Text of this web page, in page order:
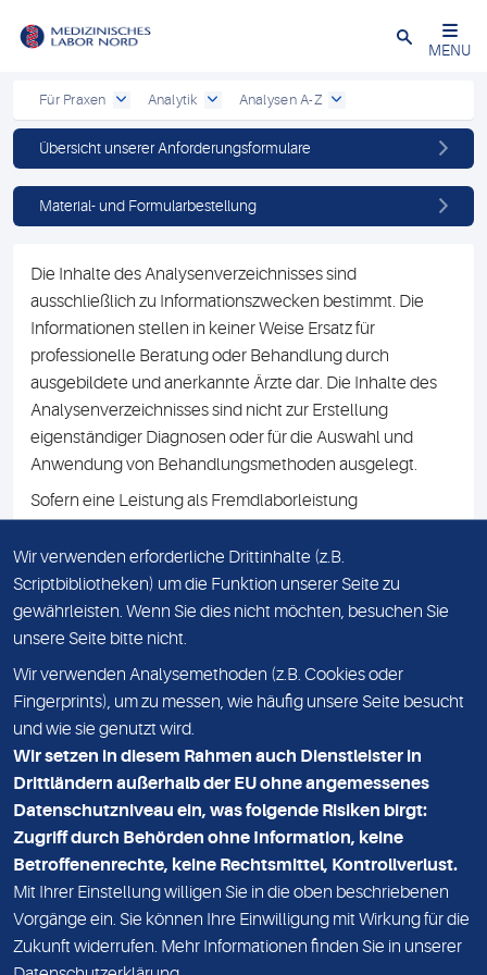
Schließen
MENU
Für Praxen Analytik Analysen A-Z
Übersicht unserer Anforderungsformulare
Material- und Formularbestellung
Die Inhalte des Analysenverzeichnisses sind
ausschließlich zu Informationszwecken bestimmt. Die
Informationen stellen in keiner Weise Ersatz für
professionelle Beratung oder Behandlung durch
ausgebildete und anerkannte Ärzte dar. Die Inhalte des
Analysenverzeichnisses sind nicht zur Erstellung
eigenständiger Diagnosen oder für die Auswahl und
Anwendung von Behandlungsmethoden ausgelegt.
Sofern eine Leistung als Fremdlaborleistung
Namen des Fremdlabors mit. Mit der Beauftragung der
Fremdlaborleistung erklären Sie sich mit dieser
Vereinbarung einverstanden.
DATENSCHUTZ
KONTAKT
NEWSLETTER
ADRESSE
MVZ Medizinisches Labor Nord MLN GmbH
Essener Straße 108
22419 Hamburg
Wir verwenden erforderliche Drittinhalte (z.B.
Scriptbibliotheken) um die Funktion unserer Seite zu
gewährleisten. Wenn Sie dies nicht möchten, besuchen Sie
unsere Seite bitte nicht.
Wir verwenden Analysemethoden (z.B. Cookies oder
Fingerprints), um zu messen, wie häufig unsere Seite besucht
und wie sie genutzt wird.
Wir setzen in diesem Rahmen auch Dienstleister in
Drittländern außerhalb der EU ohne angemessenes
Datenschutzniveau ein, was folgende Risiken birgt:
Zugriff durch Behörden ohne Information, keine
Betroffenenrechte, keine Rechtsmittel, Kontrollverlust.
Mit Ihrer Einstellung willigen Sie in die oben beschriebenen
Vorgänge ein. Sie können Ihre Einwilligung mit Wirkung für die
Zukunft widerrufen. Mehr Informationen finden Sie in unserer